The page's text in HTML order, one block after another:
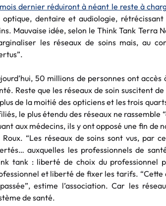
dernier réduiront à néant le reste à
optique, dentaire et audiologie, rétrécissant
Mauvaise idée, selon le Think Tank Terra
les réseaux de soins mais, au
50 millions de personnes ont
Reste que les réseaux de soin suscitent
de la moitié des opticiens et les trois
le plus étendu des réseaux ne
aux médecins, ils y ont opposé une fin de
Roux. “Les réseaux de soins sont vus, par
auxquelles les professionnels de
tank : liberté de choix du professionnel
et liberté de fixer les tarifs.
estime l’association. Car les
de santé.